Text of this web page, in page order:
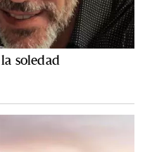
soledad